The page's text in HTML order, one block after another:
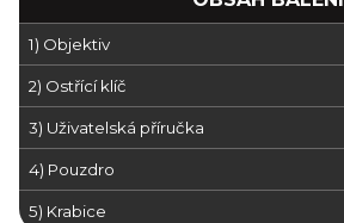
1) Objektiv
2) Ostřící klíč
3) Uživatelská příručka
4) Pouzdro
5) Krabice